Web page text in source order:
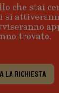
che stai
si
trovato.
LA RICHIESTA